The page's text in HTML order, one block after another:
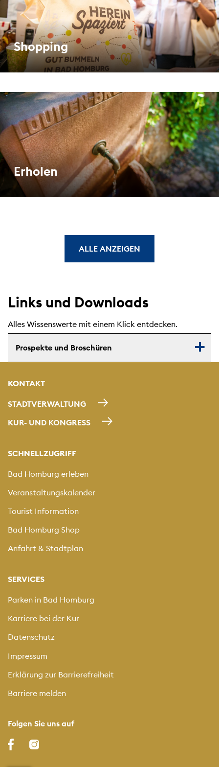
Shopping
Erholen
ALLE ANZEIGEN
Links und Downloads
Alles Wissenswerte mit einem Klick entdecken.
Prospekte und Broschüren
KONTAKT
STADTVERWALTUNG
KUR- UND KONGRESS
SCHNELLZUGRIFF
Bad Homburg erleben
Veranstaltungskalender
Tourist Information
Bad Homburg Shop
Anfahrt & Stadtplan
SERVICES
Parken in Bad Homburg
Karriere bei der Kur
Datenschutz
Impressum
Erklärung zur Barrierefreiheit
Barriere melden
Folgen Sie uns auf